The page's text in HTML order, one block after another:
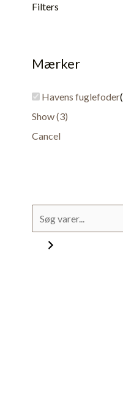
Filters
Mærker
Havens fuglefoder(
Show(3)
Cancel